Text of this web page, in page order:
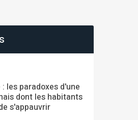
les paradoxes d'une
dont les habitants
s'appauvrir